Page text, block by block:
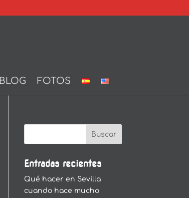
BLOG FOTOS
Entradas recientes
Qué hacer en Sevilla
cuando hace mucho